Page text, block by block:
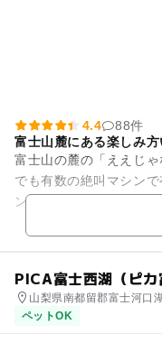
4.4
88件
富士山麓にある楽しみ
富士山の麓の「ええじ
でも有数の絶叫マシン
ンド」と「リサとガス
PICA富士西湖（ピカ
山梨県南都留郡富士河口
総合公園
ペットOK